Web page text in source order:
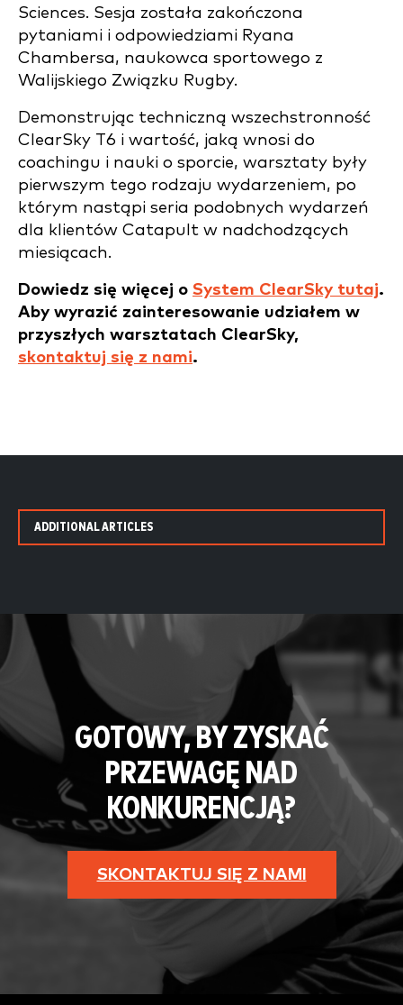
Sciences. Sesja została zakończona
pytaniami i odpowiedziami Ryana
Chambersa, naukowca sportowego z
Walijskiego Związku Rugby.
Demonstrując techniczną wszechstronność
ClearSky T6 i wartość, jaką wnosi do
coachingu i nauki o sporcie, warsztaty były
pierwszym tego rodzaju wydarzeniem, po
którym nastąpi seria podobnych wydarzeń
dla klientów Catapult w nadchodzących
miesiącach.
Dowiedz się więcej o System ClearSky tutaj.
Aby wyrazić zainteresowanie udziałem w
przyszłych warsztatach ClearSky,
skontaktuj się z nami.
ADDITIONAL ARTICLES
GOTOWY, BY ZYSKAĆ
PRZEWAGĘ NAD
KONKURENCJĄ?
SKONTAKTUJ SIĘ Z NAMI